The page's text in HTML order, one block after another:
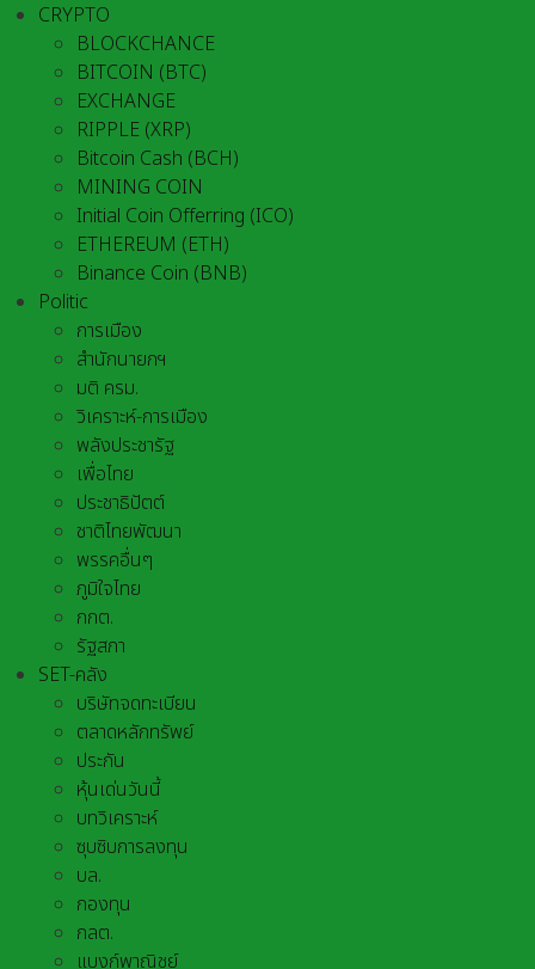
CRYPTO
BLOCKCHANCE
BITCOIN (BTC)
EXCHANGE
RIPPLE (XRP)
Bitcoin Cash (BCH)
MINING COIN
Initial Coin Offerring (ICO)
ETHEREUM (ETH)
Binance Coin (BNB)
Politic
การเมือง
สำนักนายกฯ
มติ ครม.
วิเคราะห์-การเมือง
พลังประชารัฐ
เพื่อไทย
ประชาธิปัตต์
ชาติไทยพัฒนา
พรรคอื่นๆ
ภูมิใจไทย
กกต.
รัฐสภา
SET-คลัง
บริษัทจดทะเบียน
ตลาดหลักทรัพย์
ประกัน
หุ้นเด่นวันนี้
บทวิเคราะห์
ซุบซิบการลงทุน
บล.
กองทุน
กลต.
แบงก์พาณิชย์